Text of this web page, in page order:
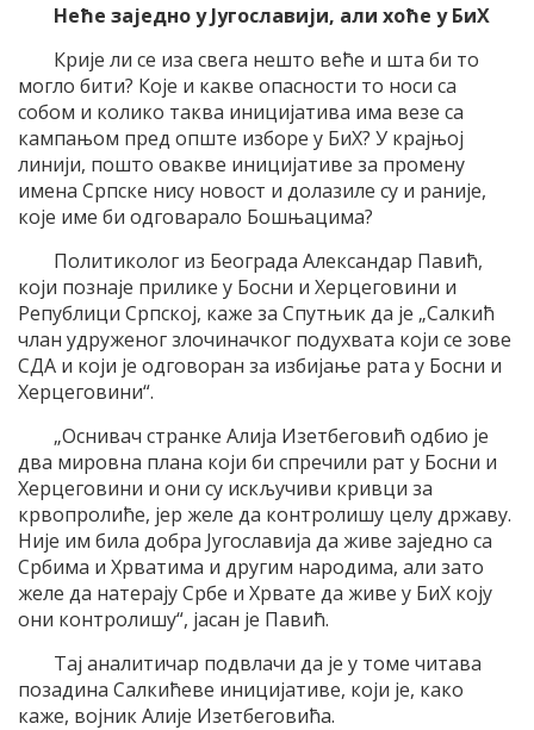
Неће заједно у Југославији, али хоће у БиХ
Крије ли се иза свега нешто веће и шта би то
могло бити? Које и какве опасности то носи са
собом и колико таква иницијатива има везе са
кампањом пред опште изборе у БиХ? У крајњој
линији, пошто овакве иницијативе за промену
имена Српске нису новост и долазиле су и раније,
које име би одговарало Бошњацима?
Политиколог из Београда Александар Павић,
који познаје прилике у Босни и Херцеговини и
Републици Српској, каже за Спутњик да је „Салкић
члан удруженог злочиначког подухвата који се зове
СДА и који је одговоран за избијање рата у Босни и
Херцеговини“.
„Oснивач странке Алија Изетбеговић одбио је
два мировна плана који би спречили рат у Босни и
Херцеговини и они су искључиви кривци за
крвопролиће, јер желе да контролишу целу државу.
Није им била добра Југославија да живе заједно са
Србима и Хрватима и другим народима, али зато
желе да натерају Србе и Хрвате да живе у БиХ коју
они контролишу“, јасан је Павић.
Тај аналитичар подвлачи да је у томе читава
позадина Салкићеве иницијативе, који је, како
каже, војник Алије Изетбеговића.